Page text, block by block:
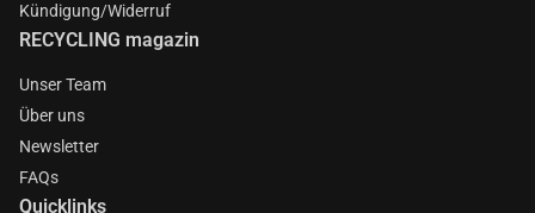
Kündigung/Widerruf
RECYCLING magazin
Unser Team
Über uns
Newsletter
FAQs
Quicklinks